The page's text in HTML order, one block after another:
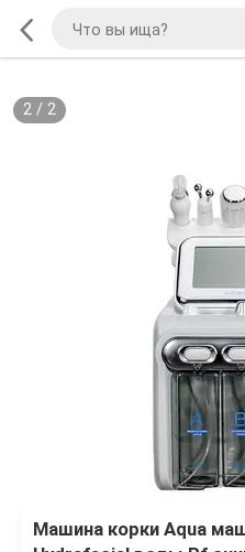
2/ 2
Машина корки Aqua